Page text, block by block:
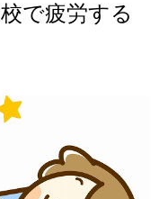
で疲労する